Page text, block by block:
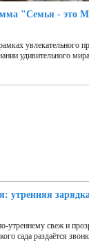
"Семья - это
увлекательного
удивительного
утренняя
утреннему свеж и
сада раздаётся